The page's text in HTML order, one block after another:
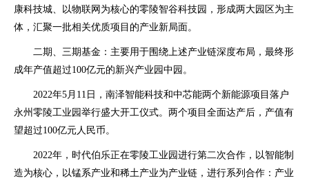
康科技城、以物联网为核心的零陵智谷科技园，形成两大园区为主
体，汇聚一批相关优质项目的产业新局面。
二期、三期基金：主要用于围绕上述产业链深度布局，最终形
成年产值超过100亿元的新兴产业园中园。
2022年5月11日，南泽智能科技和中芯能两个新能源项目落户
永州零陵工业园举行盛大开工仪式。两个项目全面达产后，产值有
望超过100亿元人民币。
2022年，时代伯乐正在零陵工业园进行第二次合作，以智能制
造为核心，以锰系产业和稀土产业为产业链，进行系列合作：产业